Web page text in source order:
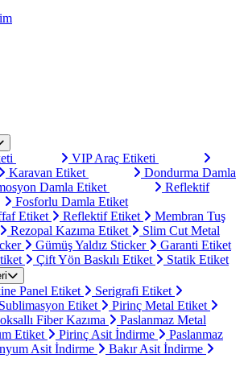
VIP Araç Etiketi
Karavan Etiket
Dondurma Damla
Damla Etiket
Reflektif
Fosforlu Damla Etiket
Etiket Reflektif Etiket
Membran Tuş
Rezopal Kazıma Etiket
Slim Cut Metal
Gümüş Yaldız Sticker
Garanti Etiket
Çift Yön Baskılı Etiket Statik Etiket
Panel Etiket
Serigrafi Etiket
Sublimasyon Etiket
Pirinç Metal Etiket
Fiber Kazıma
Paslanmaz Metal
Etiket Pirinç Asit İndirme
Paslanmaz
Asit İndirme
Bakır Asit İndirme